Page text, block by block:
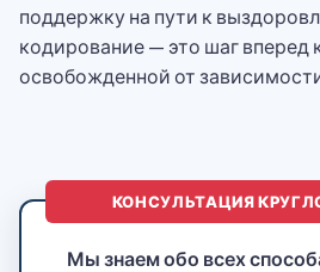
поддержку на пути к
кодирование — это шаг вперед
освобожденной от
КОНСУЛЬТАЦИЯ
Мы знаем обо всех